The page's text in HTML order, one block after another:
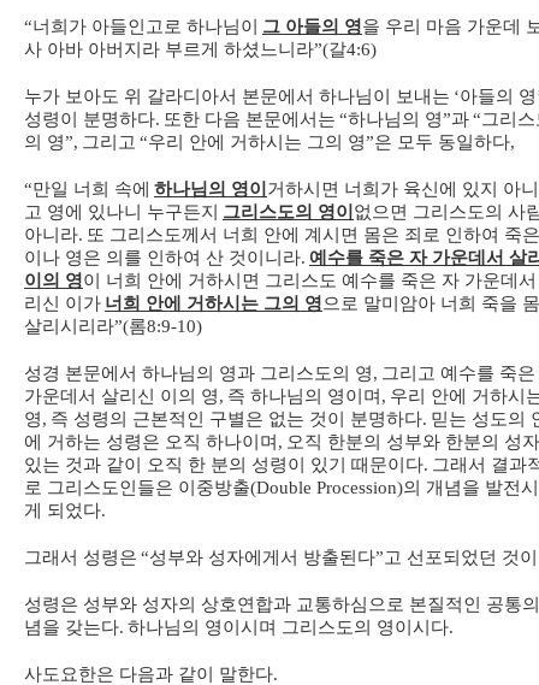
“너희가 아들인고로 하나님이 그 아들의 영을 우리 마음 가운데
사 아바 아버지라 부르게 하셨느니라”(갈4:6)
누가 보아도 위 갈라디아서 본문에서 하나님이 보내는 ‘아들의 영
성령이 분명하다. 또한 다음 본문에서는 “하나님의 영”과“그리
의 영”, 그리고 “우리 안에 거하시는 그의 영”은 모두 동일하다,
“만일 너희 속에 하나님의 영이 거하시면 너희가 육신에 있지 아
고 영에 있나니 누구든지 그리스도의 영이 없으면 그리스도의 사
아니라. 또 그리스도께서 너희 안에 계시면 몸은 죄로 인하여 죽
이나 영은 의를 인하여 산 것이니라. 예수를 죽은 자 가운데서 살
이의 영이 너희 안에 거하시면 그리스도 예수를 죽은 자 가운데
리신 이가 너희 안에 거하시는 그의 영으로 말미암아 너희 죽을
살리시리라”(롬8:9-10)
성경 본문에서 하나님의 영과 그리스도의 영, 그리고 예수를 죽은
가운데서 살리신 이의 영, 즉 하나님의 영이며 , 우리 안에 거하시
영, 즉 성령의 근본적인 구별은 없는 것이 분명하다. 믿는 성도의
에 거하는 성령은 오직 하나이며 , 오직 한분의 성부와 한분의 성
있는 것과 같이 오직 한 분의 성령이 있기 때문이다. 그래서 결과
로 그리스도인들은 이중방출(Double Procession)의 개념을 발전
게 되었다.
그래서 성령은 “성부와 성자에게서 방출된다”고 선포되었던 것
성령은 성부와 성자의 상호연합과 교통하심으로 본질적인 공통
념을 갖는다. 하나님의 영이시며 그리스도의 영이시다.
사도요한은 다음과 같이 말한다.